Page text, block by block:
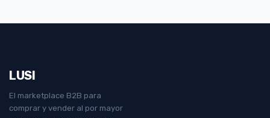
LUSI
El marketplace B2B para
comprar y vender al por mayor